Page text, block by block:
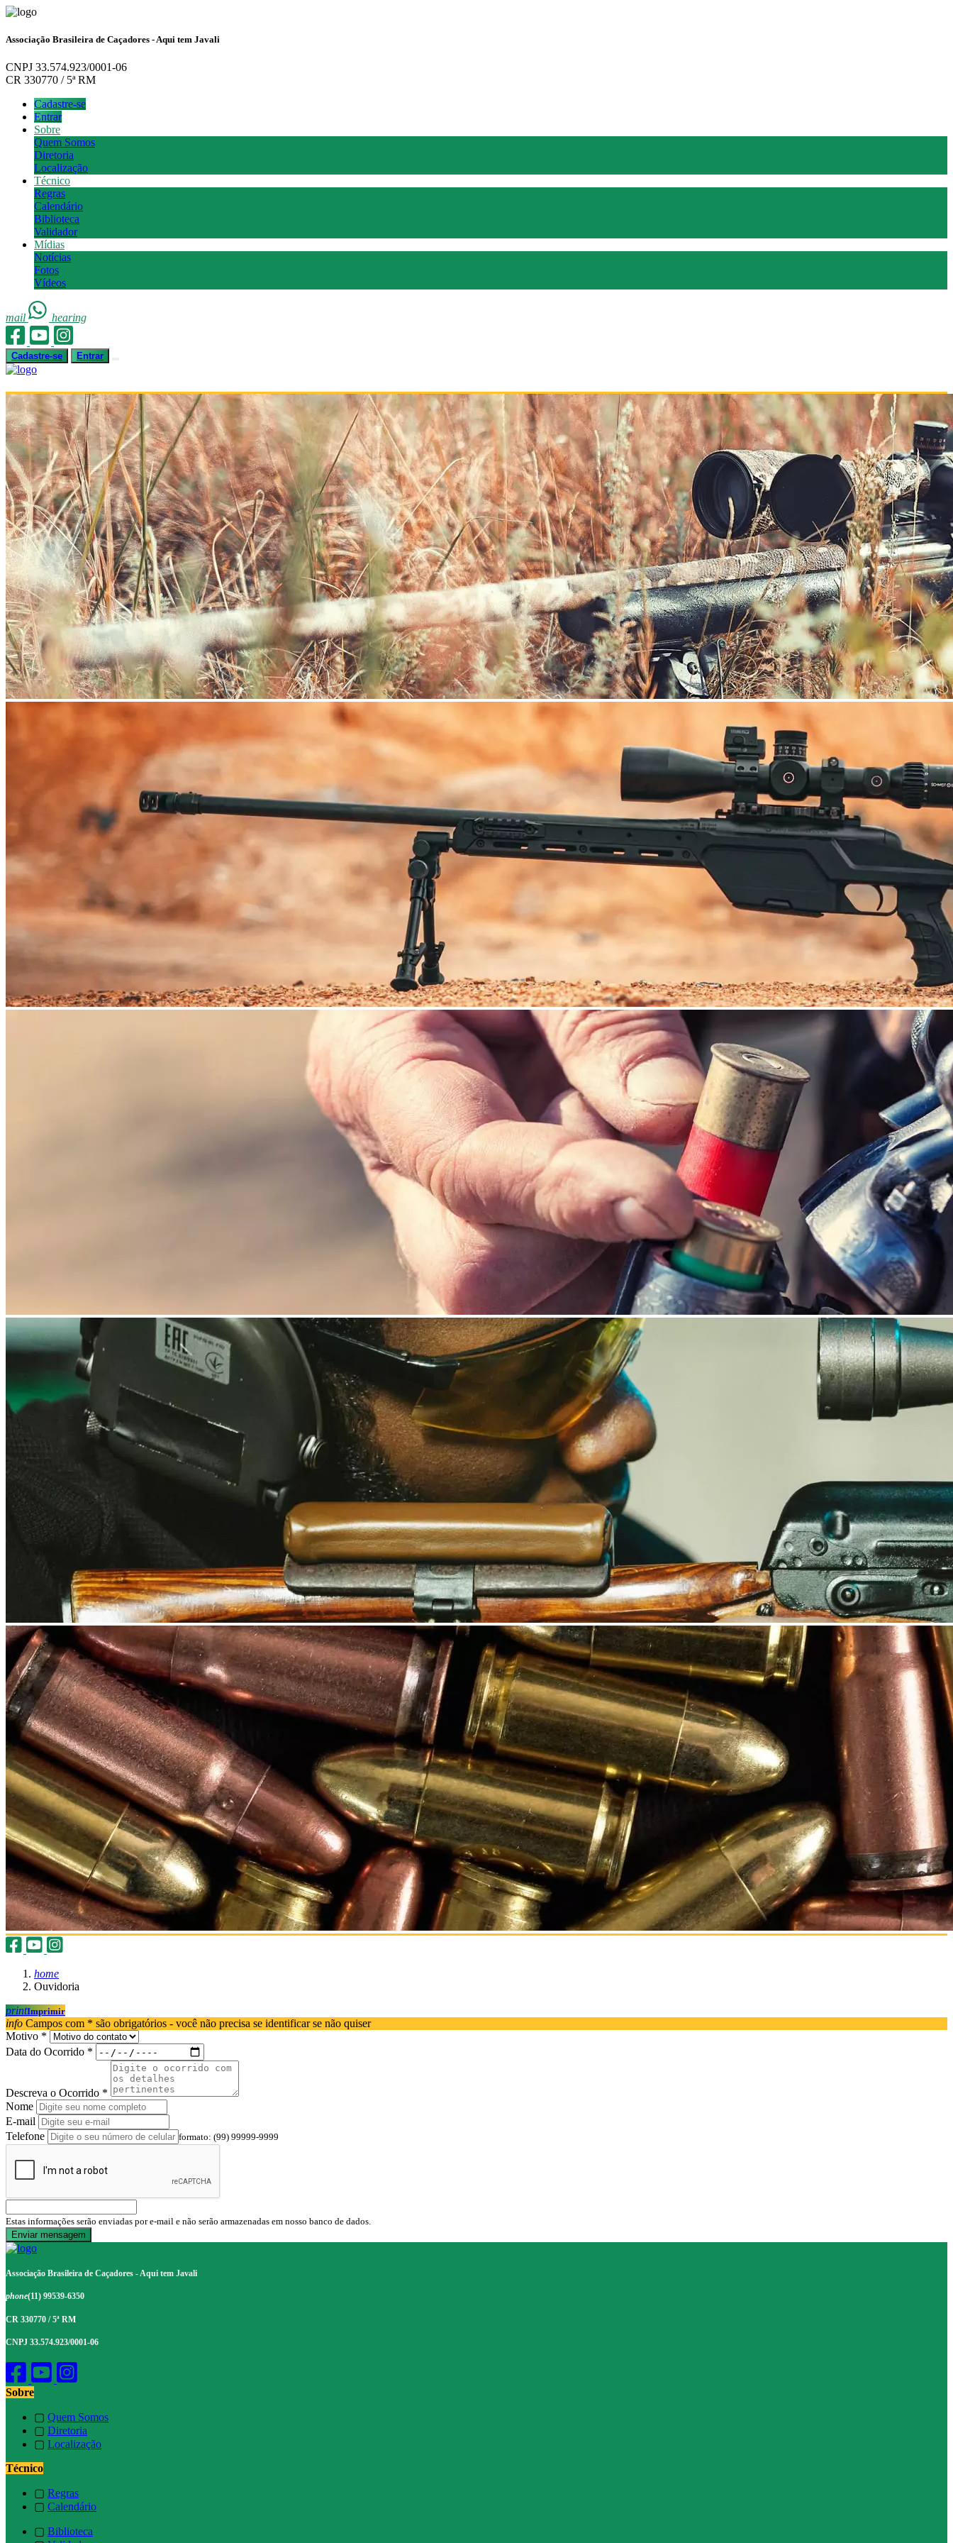
Associação Brasileira de Caçadores - Aqui tem Javali
CNPJ 33.574.923/0001-06
CR 330770 / 5ª RM
Cadastre-se
Entrar
Sobre
Quem Somos
Diretoria
Localização
Técnico
Regras
Calendário
Biblioteca
Validador
Mídias
Notícias
Fotos
Vídeos
mail hearing
Cadastre-se Entrar
home
Ouvidoria
printImprimir
info Campos com * são obrigatórios - você não precisa se identificar se não quiser
Motivo *
Data do Ocorrido *
Descreva o Ocorrido *
Nome
E-mail
Telefone
formato: (99) 99999-9999
Estas informações serão enviadas por e-mail e não serão armazenadas em nosso banco de dados.
Associação Brasileira de Caçadores - Aqui tem Javali
phone(11) 99539-6350
CR 330770 / 5ª RM
CNPJ 33.574.923/0001-06
Sobre
▢ Quem Somos
▢ Diretoria
▢ Localização
Técnico
▢ Regras
▢ Calendário
▢ Biblioteca